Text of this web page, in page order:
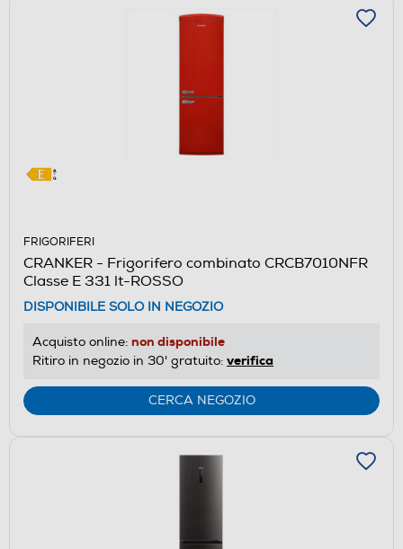
FRIGORIFERI
CRANKER - Frigorifero combinato CRCB7010NFR
Classe E 331 lt-ROSSO
DISPONIBILE SOLO IN NEGOZIO
Acquisto online: non disponibile
Ritiro in negozio in 30' gratuito: verifica
CERCA NEGOZIO